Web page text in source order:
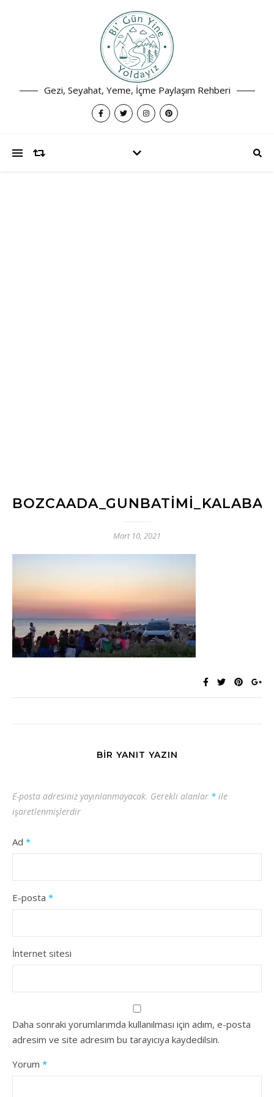
Gezi, Seyahat, Yeme, İçme Paylaşım Rehberi
Mart 10, 2021
BIR YANIT YAZIN
E-posta adresiniz yayınlanmayacak. Gerekli alanlar * ile
işaretlenmişlerdir
Ad *
E-posta *
İnternet sitesi
Daha sonraki yorumlarımda kullanılması için adım, e-posta
adresim ve site adresim bu tarayıcıya kaydedilsin.
Yorum *